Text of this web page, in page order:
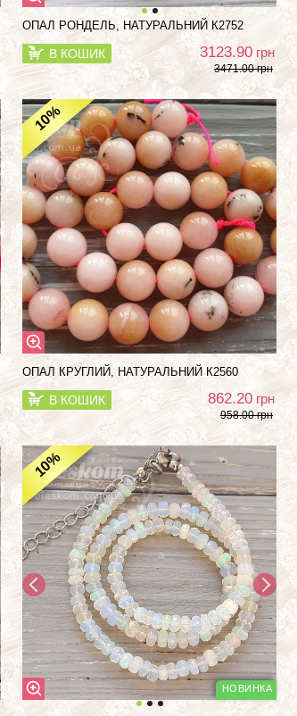
ОПАЛ РОНДЕЛЬ, НАТУРАЛЬНИЙ К2752
В КОШИК 3123.90 грн
3471.00 грн
10%
ОПАЛ КРУГЛИЙ, НАТУРАЛЬНИЙ К2560
В КОШИК 862.20 грн
958.00 грн
10%